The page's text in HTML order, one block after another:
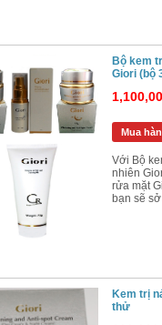
Bộ kem
Giori (bộ
Mua
Với Bộ
nhiên
rửa mặt
bạn sẽ
Kem trị
thử